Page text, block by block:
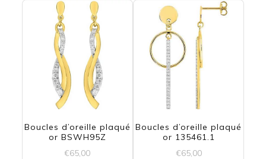
variations.
options
peuvent
choisies
sur
Boucles d’oreille plaqué
or BSWH95Z
€65,00
Boucles d’oreille plaqué
or 135461.1
€65,00